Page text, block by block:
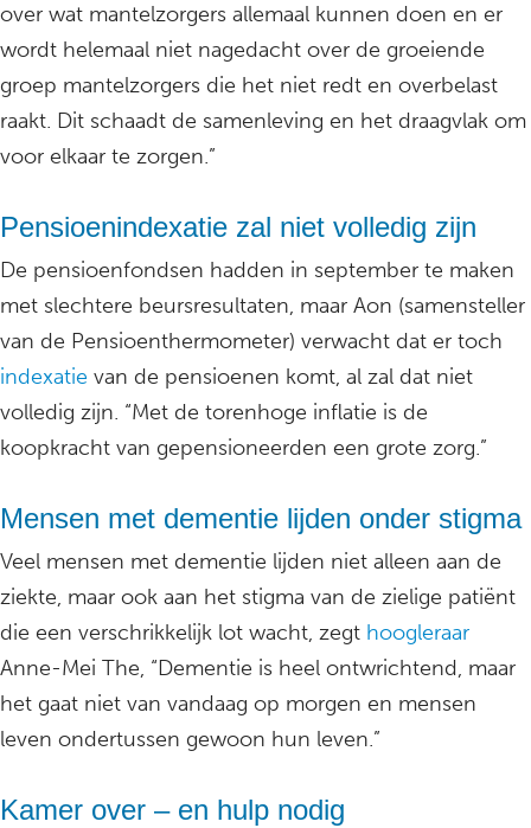
over wat mantelzorgers allemaal kunnen doen en er
wordt helemaal niet nagedacht over de groeiende
groep mantelzorgers die het niet redt en overbelast
raakt. Dit schaadt de samenleving en het draagvlak om
voor elkaar te zorgen.”
Pensioenindexatie zal niet volledig zijn
De pensioenfondsen hadden in september te maken
met slechtere beursresultaten, maar Aon (samensteller
van de Pensioenthermometer) verwacht dat er toch
indexatie van de pensioenen komt, al zal dat niet
volledig zijn. “Met de torenhoge inflatie is de
koopkracht van gepensioneerden een grote zorg.”
Mensen met dementie lijden onder stigma
Veel mensen met dementie lijden niet alleen aan de
ziekte, maar ook aan het stigma van de zielige patiënt
die een verschrikkelijk lot wacht, zegt hoogleraar
Anne-Mei The, “Dementie is heel ontwrichtend, maar
het gaat niet van vandaag op morgen en mensen
leven ondertussen gewoon hun leven.”
Kamer over – en hulp nodig